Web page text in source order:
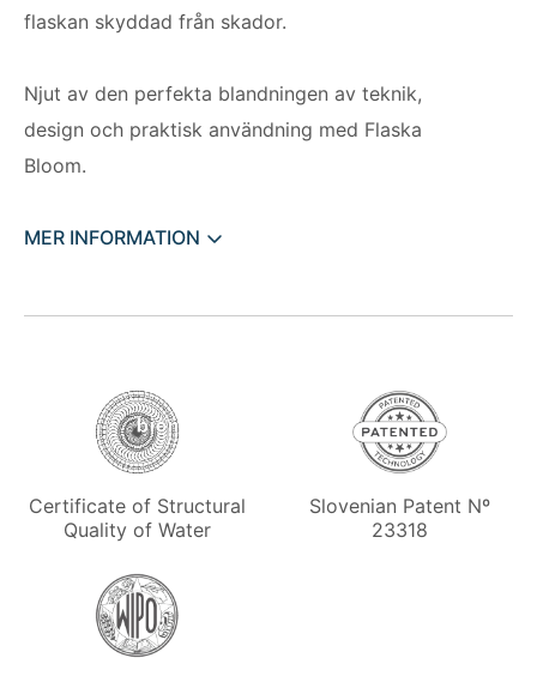
flaskan skyddad från skador.
Njut av den perfekta blandningen av teknik,
design och praktisk användning med Flaska
Bloom.
MER INFORMATION
Certificate of Structural
Quality of Water
Slovenian Patent Nº
23318